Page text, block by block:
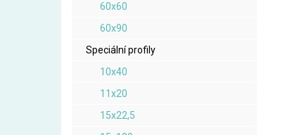
60x60
60x90
Speciální profily
10x40
11x20
15x22,5